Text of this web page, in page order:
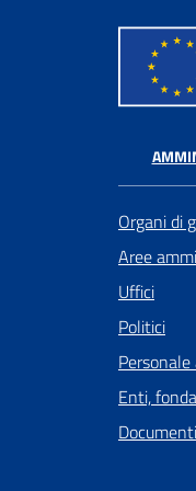
Organi di
Aree
Uffici
Politici
Enti,